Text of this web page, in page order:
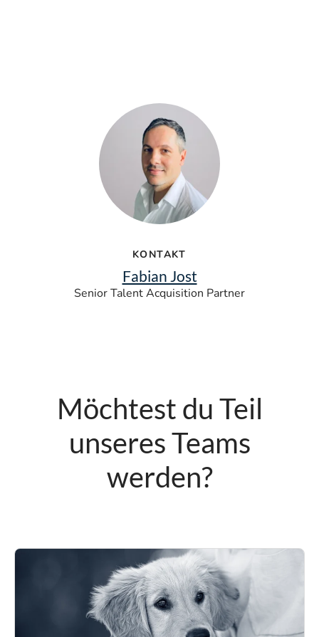
KONTAKT
Fabian Jost
Senior Talent Acquisition Partner
Möchtest du Teil
unseres Teams
werden?